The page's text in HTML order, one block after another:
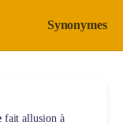
Synonymes
fait allusion à